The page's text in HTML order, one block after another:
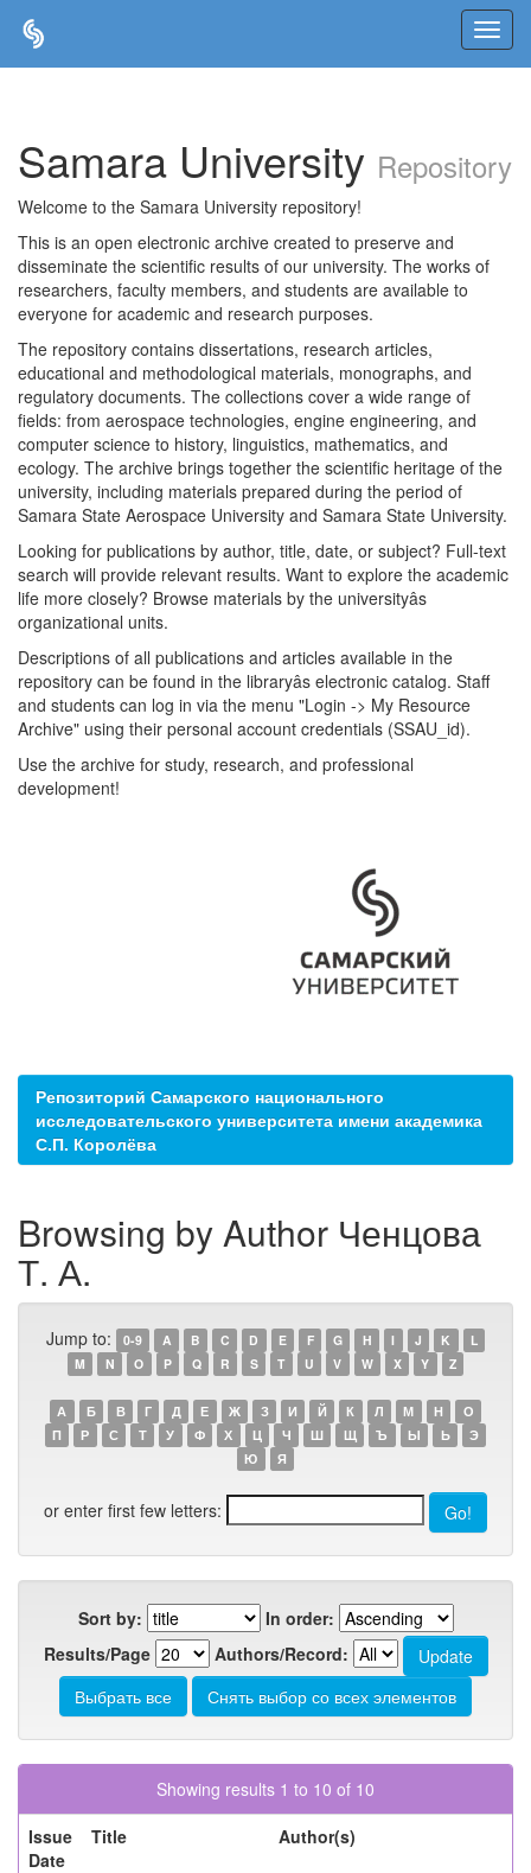
Samara University Repository
Welcome to the Samara University repository!
This is an open electronic archive created to preserve and
disseminate the scientific results of our university. The works of
researchers, faculty members, and students are available to
everyone for academic and research purposes.
The repository contains dissertations, research articles,
educational and methodological materials, monographs, and
regulatory documents. The collections cover a wide range of
fields: from aerospace technologies, engine engineering, and
computer science to history, linguistics, mathematics, and
ecology. The archive brings together the scientific heritage of the
university, including materials prepared during the period of
Samara State Aerospace University and Samara State University.
Looking for publications by author, title, date, or subject? Full-text
search will provide relevant results. Want to explore the academic
life more closely? Browse materials by the universityâs
organizational units.
Descriptions of all publications and articles available in the
repository can be found in the libraryâs electronic catalog. Staff
and students can log in via the menu "Login -> My Resource
Archive" using their personal account credentials (SSAU_id).
Use the archive for study, research, and professional
development!
Репозиторий Самарского национального
исследовательского университета имени академика
С.П. Королёва
Browsing by Author Ченцова
Т. А.
Jump to: 0-9 A B C D E F G H I J K
L
M
N O P Q R S T U V W X Y Z
А Б В Г Д Е Ж З И Й К Л М Н
О
П
Р С Т У Ф Х Ц Ч Ш Щ Ъ Ы Ь
Э
Ю
Я
or enter first few letters:
Sort by:
In order:
Results/Page
Authors/Record:
Showing results 1 to 10 of 10
Issue
Date
Title Author(s)